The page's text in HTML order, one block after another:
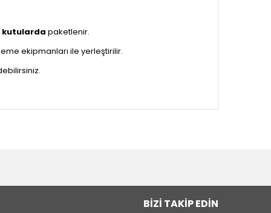
kutularda paketlenir.
ekipmanları ile yerleştirilir.
BIZI TAKIP EDIN